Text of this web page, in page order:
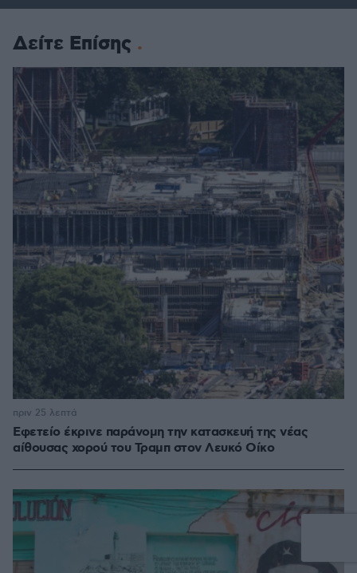
Δείτε Επίσης
Εφετείο έκρινε παράνομη την κατασκευή της νέας
αίθουσας χορού του Τραμπ στον Λευκό Οίκο
πριν 25 λεπτά